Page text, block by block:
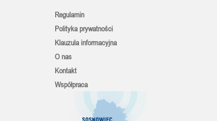
Regulamin
Polityka prywatności
Klauzula informacyjna
O nas
Kontakt
Współpraca